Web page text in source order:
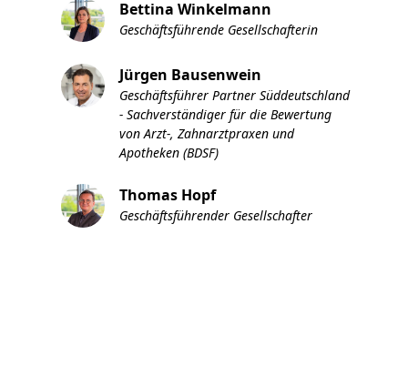
Bettina Winkelmann
Geschäftsführende Gesellschafterin
Jürgen Bausenwein
Geschäftsführer Partner Süddeutschland
- Sachverständiger für die Bewertung
von Arzt-, Zahnarztpraxen und
Apotheken (BDSF)
Thomas Hopf
Geschäftsführender Gesellschafter